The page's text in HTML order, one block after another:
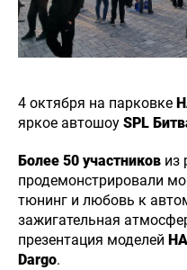
4 октября на парковке
яркое автошоу SPL
Более 50 участников из
продемонстрировали
тюнинг и любовь к
зажигательная
презентация моделей
Dargo.